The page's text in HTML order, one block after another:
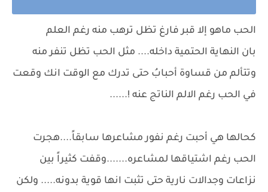
الحب ماهو إلا قبر فارغ تظل ترهب منه رغم العلم
بان النهاية الحتمية داخله.... مثل الحب تظل تنفر منه
وتتألم من قساوة أحبابُ حتى تدرك مع الوقت انك وقعت
في الحب رغم الالم الناتج عنه !......
كحالها هي أحبت رغم نفور مشاعرها سابقاً....هجرت
الحب رغم اشتياقها لمشاعره.......وقفت كثيراً بين
نزاعات وجدالات نارية حتى تثبت انها قوية بدونه..... ولكن